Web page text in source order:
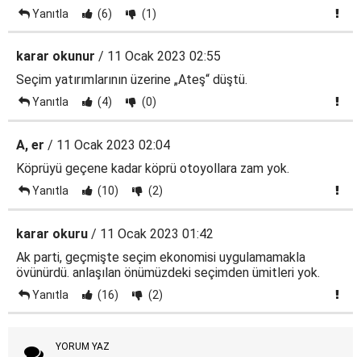
Yanıtla (6) (1)
karar okunur / 11 Ocak 2023 02:55
Seçim yatırımlarının üzerine „Ateş“ düştü.
Yanıtla (4) (0)
A, er / 11 Ocak 2023 02:04
Köprüyü geçene kadar köprü otoyollara zam yok.
Yanıtla (10) (2)
karar okuru / 11 Ocak 2023 01:42
Ak parti, geçmişte seçim ekonomisi uygulamamakla
övünürdü. anlaşılan önümüzdeki seçimden ümitleri yok.
Yanıtla (16) (2)
YORUM YAZ